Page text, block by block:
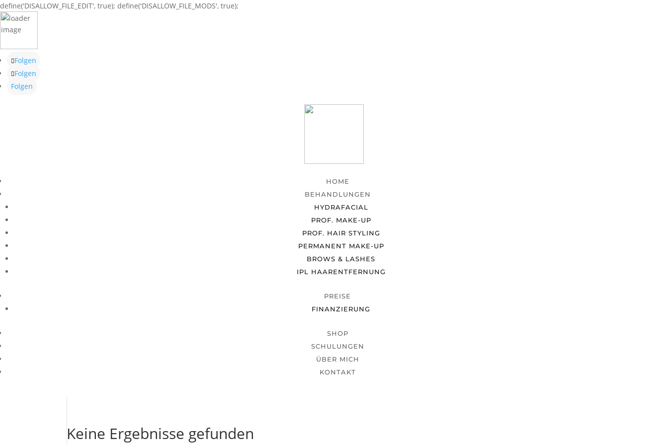
define('DISALLOW_FILE_EDIT', true); define('DISALLOW_FILE_MODS', true);
Folgen
Folgen
Folgen
HOME
BEHANDLUNGEN
HYDRAFACIAL
PROF. MAKE-UP
PROF. HAIR STYLING
PERMANENT MAKE-UP
BROWS & LASHES
IPL HAARENTFERNUNG
PREISE
FINANZIERUNG
SHOP
SCHULUNGEN
ÜBER MICH
KONTAKT
Keine Ergebnisse gefunden